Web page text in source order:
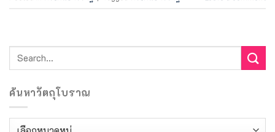
ค้นหาวัตถุโบราณ
ค้นหา